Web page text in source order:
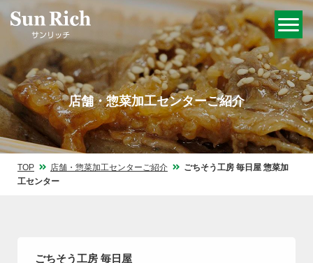
店舗・惣菜加工センターご紹介
TOP 店舗・惣菜加工センターご紹介
ごちそう工房 毎日屋 惣菜加
工センター
ごちそう工房 毎日屋